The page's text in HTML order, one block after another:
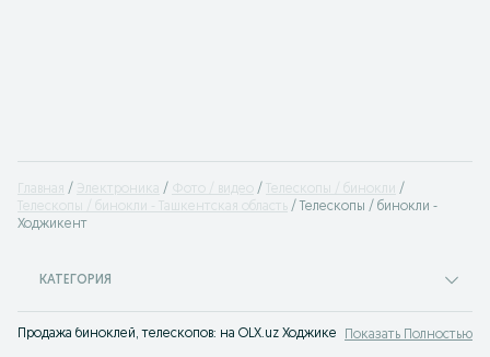
Главная Электроника Фото / видео
Телескопы / бинокли
Телескопы / бинокли - Ташкентская область
Телескопы / бинокли -
Ходжикент
КАТЕГОРИЯ
Продажа биноклей, телескопов: на OLX.uz Ходжикент можно быстро и
Показать Полностью